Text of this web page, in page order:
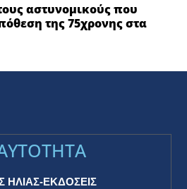
αστυνομικούς που
της 75χρονης στα
ΗΛΙΑΣ-ΕΚΔΟΣΕΙΣ